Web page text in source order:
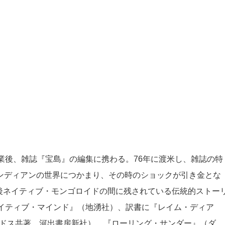
、雑誌『宝島』の編集に携わる。76年に渡米し、雑誌の特
ィアンの世界につかまり、その時のショックが引き金とな
イティブ・モンゴロイドの間に残されている伝統的ストー
ィブ・マインド』（地湧社）、訳書に『レイム・ディア
ス共著、河出書房新社）、『ローリング・サンダー』（ダ